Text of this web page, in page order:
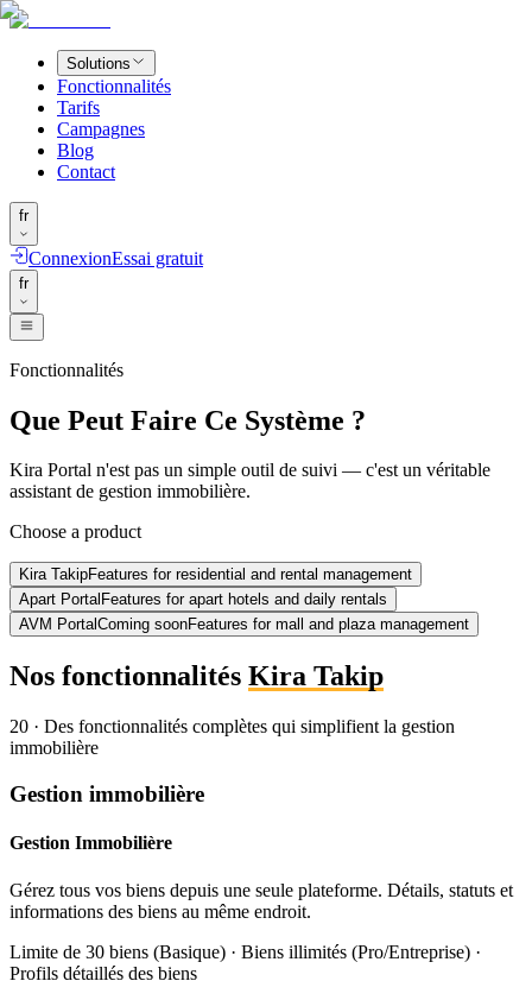
Solutions
Fonctionnalités
Tarifs
Campagnes
Blog
Contact
fr
ConnexionEssai gratuit
fr
Fonctionnalités
Que Peut Faire Ce Système ?
Kira Portal n'est pas un simple outil de suivi — c'est un véritable
assistant de gestion immobilière.
Choose a product
Kira TakipFeatures for residential and rental management
Apart Portal Features for apart hotels and daily rentals
AVM PortalComing soonFeatures for mall and plaza management
Nos fonctionnalités Kira Takip
20 · Des fonctionnalités complètes qui simplifient la gestion
immobilière
Gestion immobilière
Gestion Immobilière
Gérez tous vos biens depuis une seule plateforme. Détails, statuts et
informations des biens au même endroit.
Limite de 30 biens (Basique) · Biens illimités (Pro/Entreprise) ·
Profils détaillés des biens